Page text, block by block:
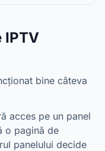
IPTV
bine câteva
acces pe un panel
o pagină de
panelului decide